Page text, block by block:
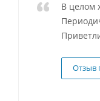
В целом
Отзыв